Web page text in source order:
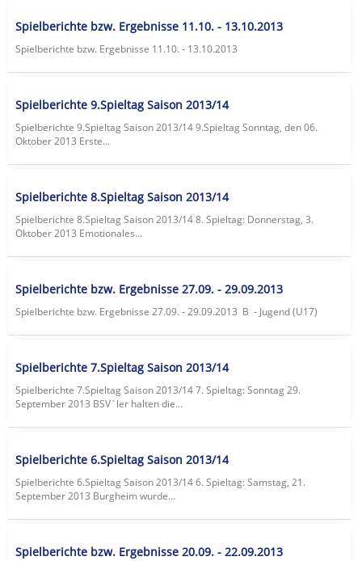
Spielberichte bzw. Ergebnisse 11.10. - 13.10.2013
Spielberichte bzw. Ergebnisse 11.10. - 13.10.2013
Spielberichte 9.Spieltag Saison 2013/14
Spielberichte 9.Spieltag Saison 2013/14 9.Spieltag Sonntag, den 06.
Oktober 2013 Erste...
Spielberichte 8.Spieltag Saison 2013/14
Spielberichte 8.Spieltag Saison 2013/14 8. Spieltag: Donnerstag, 3.
Oktober 2013 Emotionales...
Spielberichte bzw. Ergebnisse 27.09. - 29.09.2013
Spielberichte bzw. Ergebnisse 27.09. - 29.09.2013 B - Jugend (U17)
Spielberichte 7.Spieltag Saison 2013/14
Spielberichte 7.Spieltag Saison 2013/14 7. Spieltag: Sonntag 29.
September 2013 BSV`ler halten die...
Spielberichte 6.Spieltag Saison 2013/14
Spielberichte 6.Spieltag Saison 2013/14 6. Spieltag: Samstag, 21.
September 2013 Burgheim wurde...
Spielberichte bzw. Ergebnisse 20.09. - 22.09.2013